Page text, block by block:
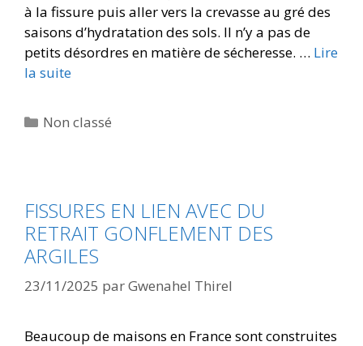
à la fissure puis aller vers la crevasse au gré des
saisons d’hydratation des sols. Il n’y a pas de
petits désordres en matière de sécheresse. … Lire
la suite
Non classé
FISSURES EN LIEN AVEC DU
RETRAIT GONFLEMENT DES
ARGILES
23/11/2025 parGwenahel Thirel
Beaucoup de maisons en France sont construites